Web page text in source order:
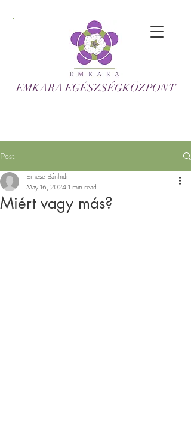
EMKARA EGÉSZSÉGKÖZPONT
Post
Miért vagy más?
Emese Bánhidi
May 16, 20241 min read